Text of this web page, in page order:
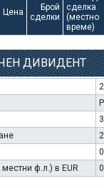
Цена
Брой
сделки
сделка
(местно
време)
ДИВИДЕНТ
ф.л.) в EUR